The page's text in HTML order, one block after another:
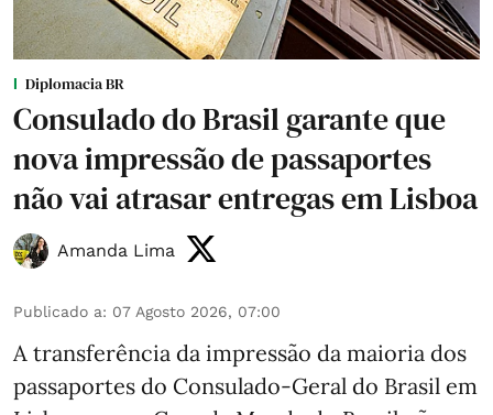
Diplomacia BR
Consulado do Brasil garante que
nova impressão de passaportes
não vai atrasar entregas em Lisboa
Amanda Lima
Publicado a: 07 Agosto 2026, 07:00
A transferência da impressão da maioria dos
passaportes do Consulado-Geral do Brasil em